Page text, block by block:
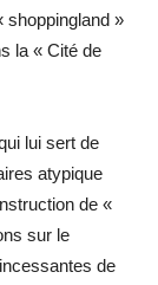
shoppingland »
la « Cité de
lui sert de
atypique
de «
sur le
de